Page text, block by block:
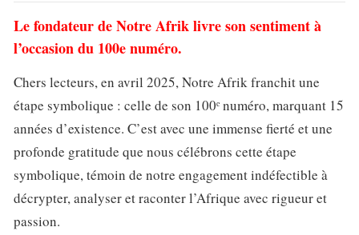
Le fondateur de Notre Afrik livre son sentiment à
l’occasion du 100e numéro.
Chers lecteurs, en avril 2025, Notre Afrik franchit une
étape symbolique : celle de son 100ᵉ numéro, marquant 15
années d’existence. C’est avec une immense fierté et une
profonde gratitude que nous célébrons cette étape
symbolique, témoin de notre engagement indéfectible à
décrypter, analyser et raconter l’Afrique avec rigueur et
passion.